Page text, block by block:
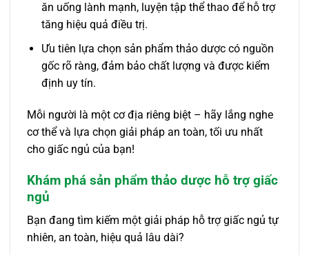
ăn uống lành mạnh, luyện tập thể thao để hỗ trợ
tăng hiệu quả điều trị.
Ưu tiên lựa chọn sản phẩm thảo dược có nguồn
gốc rõ ràng, đảm bảo chất lượng và được kiểm
định uy tín.
Mỗi người là một cơ địa riêng biệt – hãy lắng nghe
cơ thể và lựa chọn giải pháp an toàn, tối ưu nhất
cho giấc ngủ của bạn!
Khám phá sản phẩm thảo dược hỗ trợ giấc
ngủ
Bạn đang tìm kiếm một giải pháp hỗ trợ giấc ngủ tự
nhiên, an toàn, hiệu quả lâu dài?